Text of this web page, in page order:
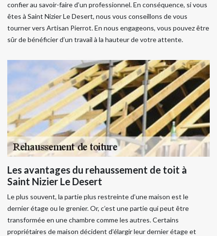
confier au savoir-faire d’un professionnel. En conséquence, si vous
êtes à Saint Nizier Le Desert, nous vous conseillons de vous
tourner vers Artisan Pierrot. En nous engageons, vous pouvez être
sûr de bénéficier d’un travail à la hauteur de votre attente.
Les avantages du rehaussement de toit à
Saint Nizier Le Desert
Le plus souvent, la partie plus restreinte d’une maison est le
dernier étage ou le grenier. Or, c’est une partie qui peut être
transformée en une chambre comme les autres. Certains
propriétaires de maison décident d’élargir leur dernier étage et